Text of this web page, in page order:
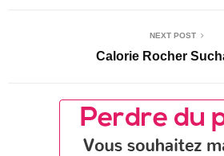
NEXT POST
Calorie Rocher